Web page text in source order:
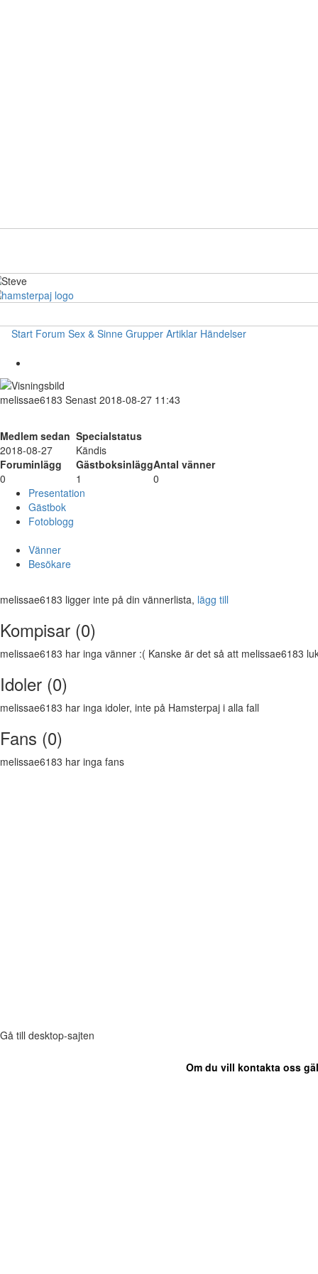
Start Forum Sex & Sinne Grupper Artiklar Händelser
melissae6183 Senast 2018-08-27 11:43
Medlem sedan Specialstatus
2018-08-27
Kändis
Foruminlägg
GästboksinläggAntal vänner
0
1
0
Presentation
Gästbok
Fotoblogg
Vänner
Besökare
melissae6183 ligger inte på din vännerlista, lägg till
Kompisar (0)
melissae6183 har inga vänner :( Kanske är det så att melissae6183
Idoler (0)
melissae6183 har inga idoler, inte på Hamsterpaj i alla fall
Fans (0)
melissae6183 har inga fans
Gå till desktop-sajten
Om du vill kontakta oss